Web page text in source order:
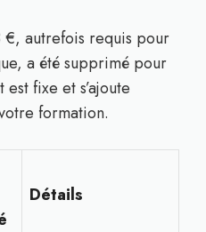
€, autrefois requis pour
a été supprimé pour
fixe et s’ajoute
formation.
Détails